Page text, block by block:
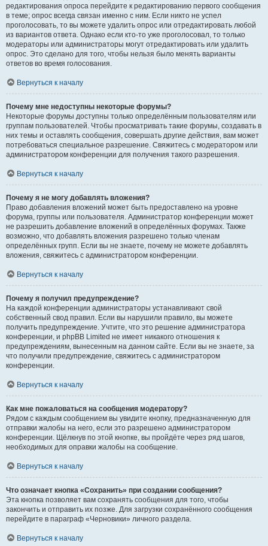
редактирования опроса перейдите к редактированию первого сообщения
в теме; опрос всегда связан именно с ним. Если никто не успел
проголосовать, то вы можете удалить опрос или отредактировать любой
из вариантов ответа. Однако если кто-то уже проголосовал, то только
модераторы или администраторы могут отредактировать или удалить
опрос. Это сделано для того, чтобы нельзя было менять варианты
ответов во время голосования.
Вернуться к началу
Почему мне недоступны некоторые форумы?
Некоторые форумы доступны только определённым пользователям или
группам пользователей. Чтобы просматривать такие форумы, создавать в
них темы и оставлять сообщения, совершать другие действия, вам может
потребоваться специальное разрешение. Свяжитесь с модератором или
администратором конференции для получения такого разрешения.
Вернуться к началу
Почему я не могу добавлять вложения?
Право добавления вложений может быть предоставлено на уровне
форума, группы или пользователя. Администратор конференции может
не разрешить добавление вложений в определённых форумах. Также
возможно, что добавлять вложения разрешено только членам
определённых групп. Если вы не знаете, почему не можете добавлять
вложения, свяжитесь с администратором конференции.
Вернуться к началу
Почему я получил предупреждение?
На каждой конференции администраторы устанавливают свой
собственный свод правил. Если вы нарушили правило, вы можете
получить предупреждение. Учтите, что это решение администратора
конференции, и phpBB Limited не имеет никакого отношения к
предупреждениям, вынесенным на данном сайте. Если вы не знаете, за
что получили предупреждение, свяжитесь с администратором
конференции.
Вернуться к началу
Как мне пожаловаться на сообщения модератору?
Рядом с каждым сообщением вы увидите кнопку, предназначенную для
отправки жалобы на него, если это разрешено администратором
конференции. Щёлкнув по этой кнопке, вы пройдёте через ряд шагов,
необходимых для оправки жалобы на сообщение.
Вернуться к началу
Что означает кнопка «Сохранить» при создании сообщения?
Эта кнопка позволяет вам сохранять сообщения для того, чтобы
закончить и отправить их позже. Для загрузки сохранённого сообщения
перейдите в параграф «Черновики» личного раздела.
Вернуться к началу